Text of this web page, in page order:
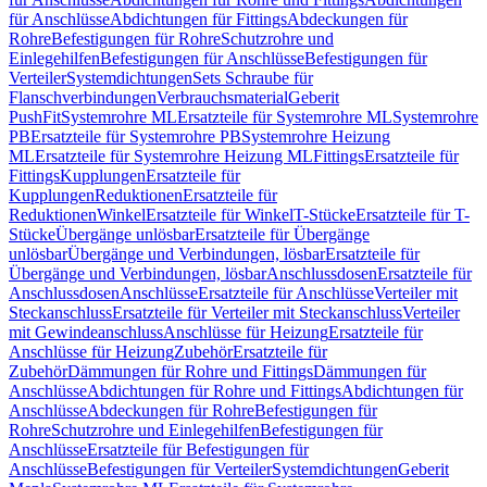
für AnschlüsseAbdichtungen für FittingsAbdeckungen für
RohreBefestigungen für RohreSchutzrohre und
EinlegehilfenBefestigungen für AnschlüsseBefestigungen für
VerteilerSystemdichtungenSets Schraube für
FlanschverbindungenVerbrauchsmaterialGeberit
PushFitSystemrohre MLErsatzteile für Systemrohre MLSystemrohre
PBErsatzteile für Systemrohre PBSystemrohre Heizung
MLErsatzteile für Systemrohre Heizung MLFittingsErsatzteile für
FittingsKupplungenErsatzteile für
KupplungenReduktionenErsatzteile für
ReduktionenWinkelErsatzteile für WinkelT-StückeErsatzteile für T-
StückeÜbergänge unlösbarErsatzteile für Übergänge
unlösbarÜbergänge und Verbindungen, lösbarErsatzteile für
Übergänge und Verbindungen, lösbarAnschlussdosenErsatzteile für
AnschlussdosenAnschlüsseErsatzteile für AnschlüsseVerteiler mit
SteckanschlussErsatzteile für Verteiler mit SteckanschlussVerteiler
mit GewindeanschlussAnschlüsse für HeizungErsatzteile für
Anschlüsse für HeizungZubehörErsatzteile für
ZubehörDämmungen für Rohre und FittingsDämmungen für
AnschlüsseAbdichtungen für Rohre und FittingsAbdichtungen für
AnschlüsseAbdeckungen für RohreBefestigungen für
RohreSchutzrohre und EinlegehilfenBefestigungen für
AnschlüsseErsatzteile für Befestigungen für
AnschlüsseBefestigungen für VerteilerSystemdichtungenGeberit